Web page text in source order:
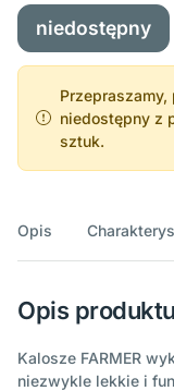
niedostępny
niedostępny z
sztuk.
Opis
Opis produktu
Kalosze FARMER
niezwykle lekkie i